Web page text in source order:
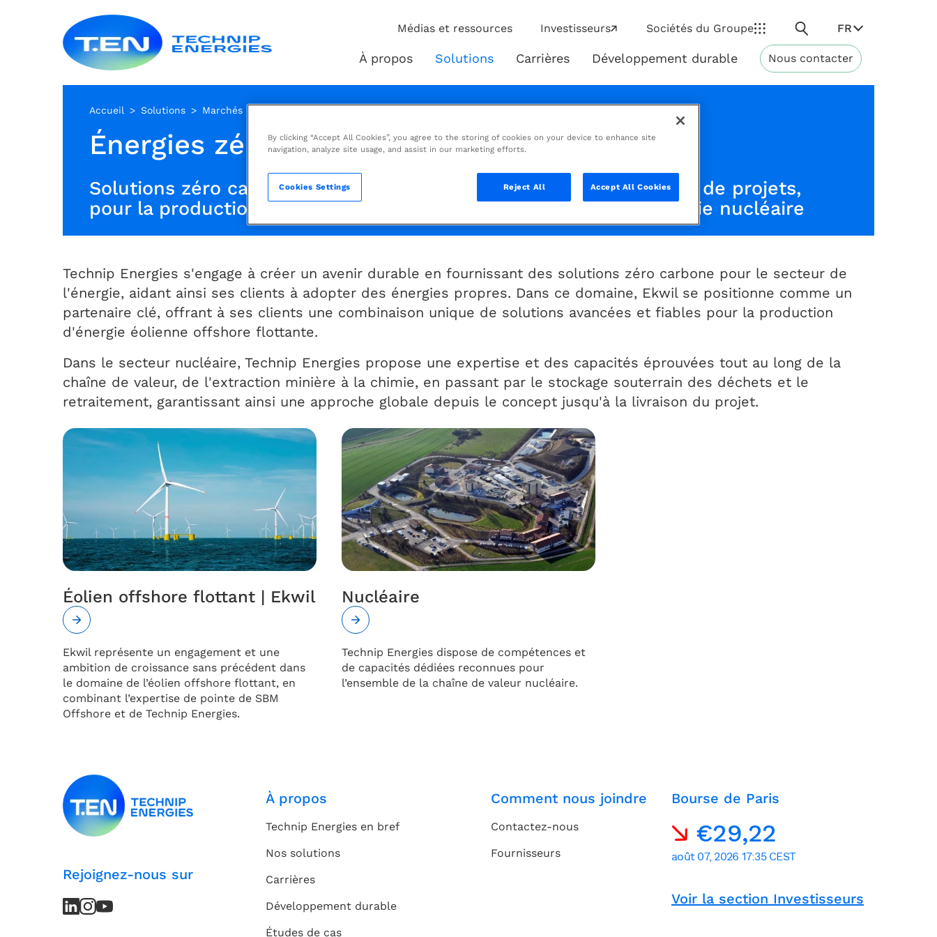
Médias et ressources Investisseurs Sociétés du Groupe
Rechercher
FR
À propos Solutions Solutions
Carrières Développement durable
Développement
durable
Nous contacter
Accueil Solutions Marchés
Énergies zéro carbone
Solutions zéro carbone avancées, de la conception à la réalisation de projets,
pour la production d'énergie éolienne flottante en mer et l'industrie nucléaire
Technip Energies s'engage à créer un avenir durable en fournissant des solutions zéro carbone pour le secteur de
l'énergie, aidant ainsi ses clients à adopter des énergies propres. Dans ce domaine, Ekwil se positionne comme un
partenaire clé, offrant à ses clients une combinaison unique de solutions avancées et fiables pour la production
d'énergie éolienne offshore flottante.
Dans le secteur nucléaire, Technip Energies propose une expertise et des capacités éprouvées tout au long de la
chaîne de valeur, de l'extraction minière à la chimie, en passant par le stockage souterrain des déchets et le
retraitement, garantissant ainsi une approche globale depuis le concept jusqu'à la livraison du projet.
Éolien offshore flottant | Ekwil
Ekwil représente un engagement et une
ambition de croissance sans précédent dans
le domaine de l’éolien offshore flottant, en
combinant l’expertise de pointe de SBM
Offshore et de Technip Energies.
Nucléaire
Technip Energies dispose de compétences et
de capacités dédiées reconnues pour
l’ensemble de la chaîne de valeur nucléaire.
Rejoignez-nous sur
LinkedIn
LinkedIn
Instagram
Instagram
Youtube
À propos
Technip Energies en bref
Nos solutions
Carrières
Développement durable
Études de cas
Comment nous joindre
Contactez-nous
Fournisseurs
Bourse de Paris
Voir la section Investisseurs
By clicking “Accept All Cookies”, you agree to the storing of cookies on your device to enhance site
navigation, analyze site usage, and assist in our marketing efforts.
Reject All Accept All Cookies
Cookies Settings